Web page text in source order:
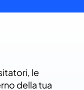
le
della tua